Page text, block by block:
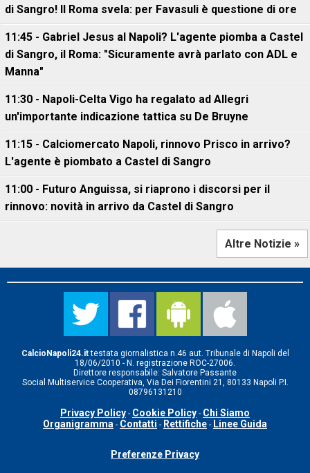
di Sangro! Il Roma svela: per Favasuli è questione di ore
11:45 - Gabriel Jesus al Napoli? L'agente piomba a Castel
di Sangro, il Roma: "Sicuramente avrà parlato con ADL e
Manna"
11:30 - Napoli-Celta Vigo ha regalato ad Allegri
un'importante indicazione tattica su De Bruyne
11:15 - Calciomercato Napoli, rinnovo Prisco in arrivo?
L'agente è piombato a Castel di Sangro
11:00 - Futuro Anguissa, si riaprono i discorsi per il
rinnovo: novità in arrivo da Castel di Sangro
Altre Notizie »
CalcioNapoli24.ittestata giornalistica n.46 aut. Tribunale di Napoli del
18/06/2010 - N. registrazione ROC-27006.
Direttore responsabile: Salvatore Passante
Social Multiservice Cooperativa, Via Dei Fiorentini 21, 80133 Napoli P.I.
08796131210
Privacy Policy - Cookie Policy - Chi Siamo
Organigramma - Contatti - Rettifiche - Linee Guida
Preferenze Privacy